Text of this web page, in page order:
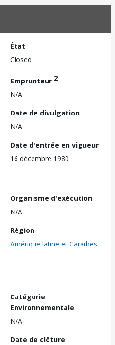
État
Closed
Emprunteur 2
N/A
Date de divulgation
N/A
Date d'entrée en vigueur
16 décembre 1980
Organisme d'exécution
N/A
Région
Amérique latine et Caraïbes
Catégorie
Environnementale
N/A
Date de clôture